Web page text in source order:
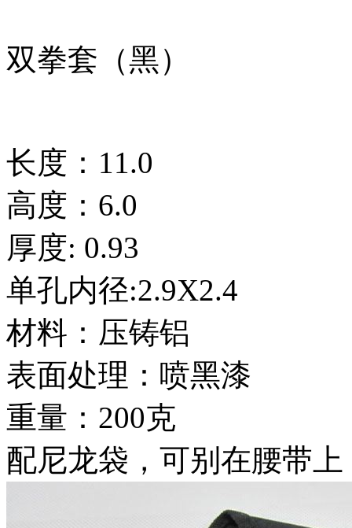
双拳套（黑）
长度：11.0
高度：6.0
厚度: 0.93
单孔内径:2.9X2.4
材料：压铸铝
表面处理：喷黑漆
重量：200克
配尼龙袋，可别在腰带上